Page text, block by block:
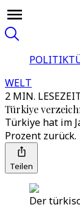
POLITIK
WELT
2 MIN.
Türkiye
Türkiye hat im
Prozent zurück.
Teilen
Der